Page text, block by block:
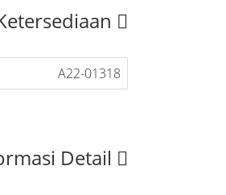
A22-01318